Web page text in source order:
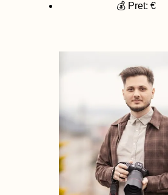
💰 Pret: €